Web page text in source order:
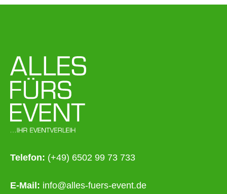
Telefon: (+49) 6502 99 73 733
E-Mail: info@alles-fuers-event.de